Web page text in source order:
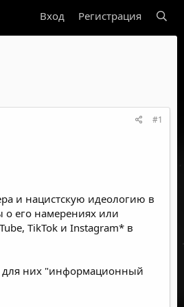
Вход Регистрация
#1
и нацистскую идеологию в
его намерениях или
TikTok и Instagram* в
для них "информационный